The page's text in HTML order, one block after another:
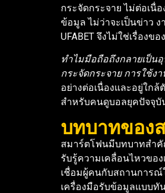
กระจัดกระจาย ไม่ต่อเ
ข้อมูล ไม่ว่าจะเป็นข่าว
UFABET จึงไม่ใช่เรื่อง
ทำไมมือถือถึงกลายเป็น
กระจัดกระจาย การใช้ง
อย่างต่อเนื่องและอยู่ใก
สำหรับคนดูบอลยุคปัจจุบั
บทบาทของ
สมาร์ตโฟนมีบทบาทสำคั
รับรู้ความเคลื่อนไหวขอ
เชื่อมผู้คนกับสถานการ
เครื่องมือรับข้อมูลแบบทั